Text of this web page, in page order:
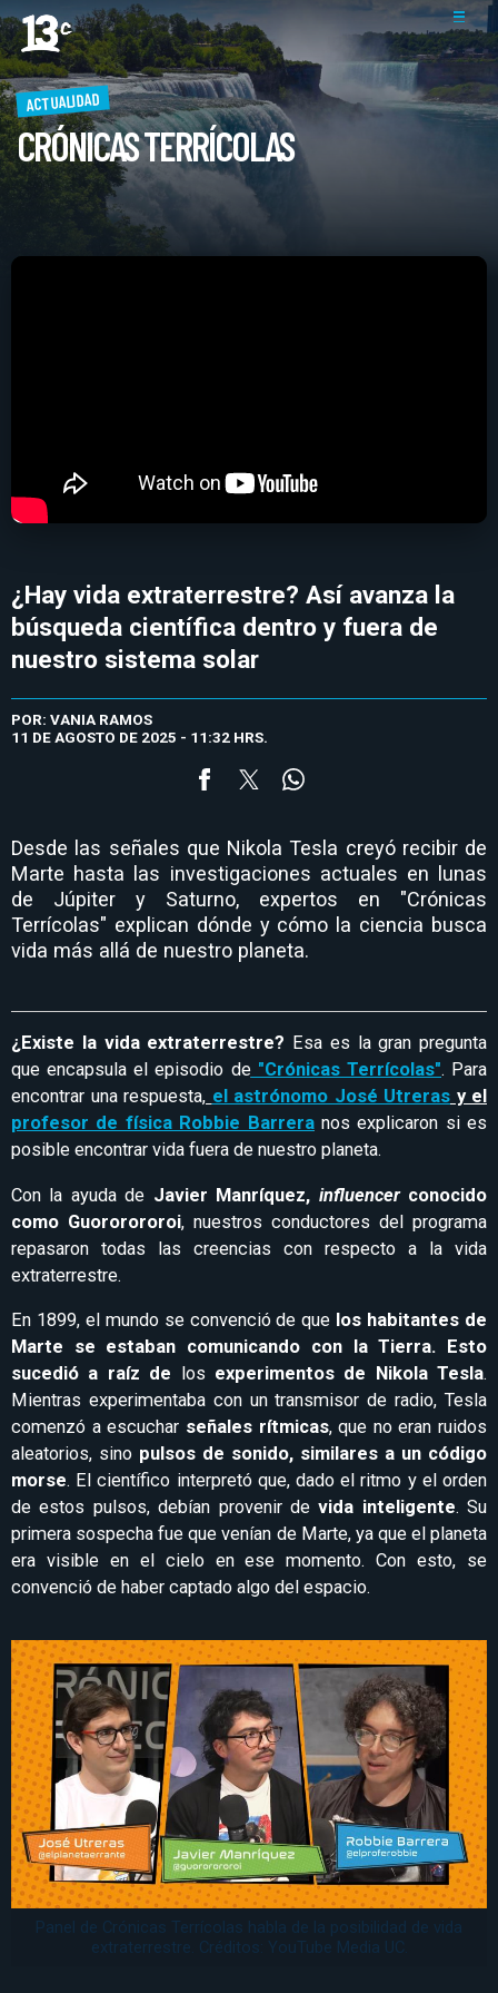
ACTUALIDAD
CRÓNICAS TERRÍCOLAS
¿Hay vida extraterrestre? Así avanza la
búsqueda científica dentro y fuera de
nuestro sistema solar
POR: VANIA RAMOS
11 DE AGOSTO DE 2025 - 11:32 HRS.
Desde las señales que Nikola Tesla creyó recibir de
Marte hasta las investigaciones actuales en lunas
de Júpiter y Saturno, expertos en "Crónicas
Terrícolas" explican dónde y cómo la ciencia busca
vida más allá de nuestro planeta.
¿Existe la vida extraterrestre? Esa es la gran pregunta
que encapsula el episodio de"Crónicas Terrícolas". Para
encontrar una respuesta, el astrónomo José Utreras y el
profesor de física Robbie Barreranos explicaron si es
posible encontrar vida fuera de nuestro planeta.
Con la ayuda de Javier Manríquez, influencer conocido
como Guororororoi, nuestros conductores del programa
repasaron todas las creencias con respecto a la vida
extraterrestre.
En 1899, el mundo se convenció de que los habitantes de
Marte se estaban comunicando con la Tierra. Esto
sucedió a raíz de
los experimentos de Nikola Tesla.
Mientras experimentaba con un transmisor de radio, Tesla
comenzó a escuchar señales rítmicas, que no eran ruidos
aleatorios, sino pulsos de sonido, similares a un código
morse. El científico interpretó que, dado el ritmo y el orden
de estos pulsos, debían provenir devida inteligente. Su
primera sospecha fue que venían de Marte, ya que el planeta
era visible en el cielo en ese momento. Con esto, se
convenció de haber captado algo del espacio.
Panel de Crónicas Terrícolas habla de la posibilidad de vida
extraterrestre. Créditos: YouTube Media UC.